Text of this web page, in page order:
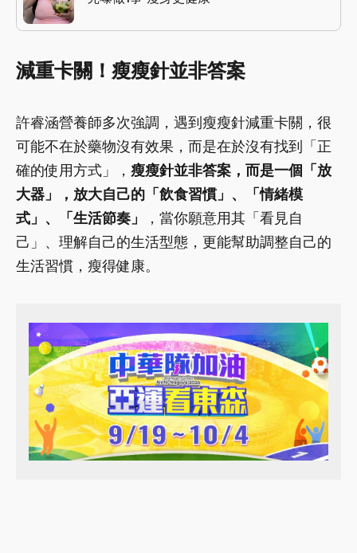
減重卡關！瘦瘦針並非答案
許睿涵營養師多次強調，遇到瘦瘦針減重卡關，很
可能不在於藥物沒有效果，而是在於沒有找到「正
確的使用方式」， 瘦瘦針並非答案，而是一個「放
大器」，放大自己的「飲食習慣」、「情緒模
式」、「生活節奏」
，當你願意用其「看見自
己」、理解自己的生活型態，更能幫助調整自己的
生活習慣，瘦得健康。